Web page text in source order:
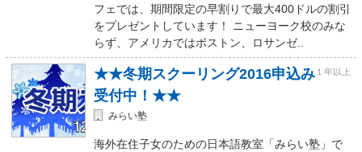
フェでは、期間限定の早割りで最大400ドルの割引
をプレゼントしています！ ニューヨーク校のみな
らず、アメリカではボストン、ロサンゼ..
★★冬期スクーリング2016申込み
受付中！★★
１年以上
みらい塾
海外在住子女のための日本語教室「みらい塾」で